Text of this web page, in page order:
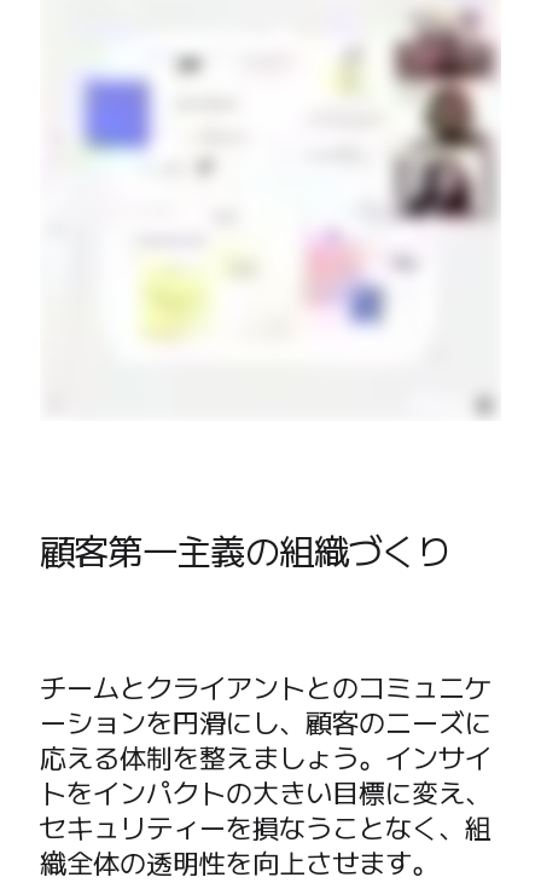
顧客第一主義の組織づくり
チームとクライアントとのコミュニケ
ーションを円滑にし、顧客のニーズに
応える体制を整えましょう。インサイ
トをインパクトの大きい目標に変え、
セキュリティーを損なうことなく、組
織全体の透明性を向上させます。